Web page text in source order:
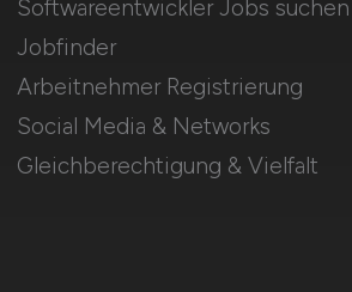
Softwareentwickler Jobs suchen
Jobfinder
Arbeitnehmer Registrierung
Social Media & Networks
Gleichberechtigung & Vielfalt